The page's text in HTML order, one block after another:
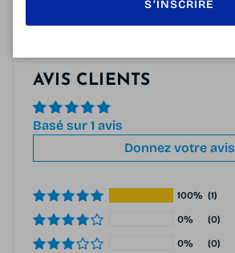
AVIS CLIENTS
Basé sur 1 avis
Donnez votre avis
100% (1)
0% (0)
0% (0)
S’INSCRIRE